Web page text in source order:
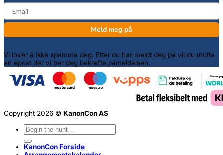
email
Meld meg på
Vi lover å ikke spamme deg. Etter du har meldt deg på vil du motta
en epost der vi ber deg bekrefte påmeldelsen.
Copyright 2026 © KanonCon AS
Søk
etter:
KanonCon Forside